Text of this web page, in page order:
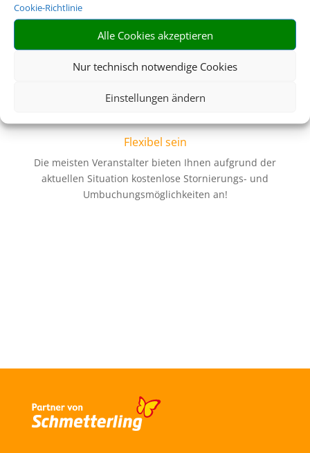
Cookie-Richtlinie
Alle Cookies akzeptieren
Nur technisch notwendige Cookies
Einstellungen ändern
Mit professionellen Hygienekonzepten und
Schutzmaßnahmen der Reiseveranstalter vor Ort steht Ihr
entspannter Urlaub im Mittelpunkt.
Z
Flexibel sein
Die meisten Veranstalter bieten Ihnen aufgrund der
aktuellen Situation kostenlose Stornierungs- und
Umbuchungsmöglichkeiten an!